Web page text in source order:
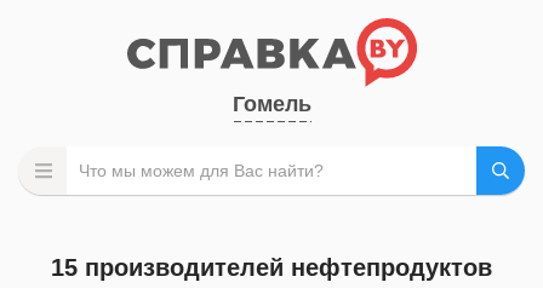
Гомель
15 производителей нефтепродуктов